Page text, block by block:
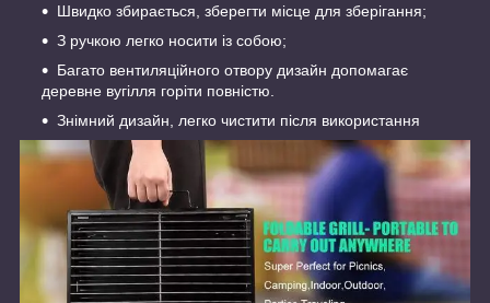
Швидко збирається, зберегти місце для зберігання;
З ручкою легко носити із собою;
Багато вентиляційного отвору дизайн допомагає
деревне вугілля горіти повністю.
Знімний дизайн, легко чистити після використання